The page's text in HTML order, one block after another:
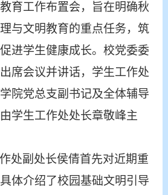
育工作布置会，旨在明确秋
与文明教育的重点任务，筑
进学生健康成长。校党委委
席会议并讲话，学生工作处
院党总支副书记及全体辅导
学生工作处处长章敬峰主
处副处长侯倩首先对近期重
体介绍了校园基础文明引导